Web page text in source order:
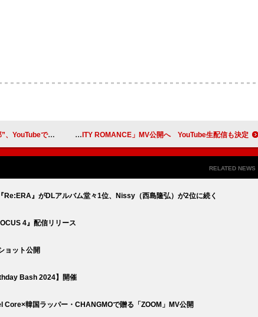
スマティックス」公開 GOOD BYE APRIL、メジャー1stALより「CITY ROMANCE」MV公開へ YouTube生配信も決定
RELATED NEWS
Re:ERA』がDLアルバム堂々1位、Nissy（西島隆弘）が2位に続く
4』配信リリース
ョット公開
Bash 2024】開催
Core×韓国ラッパー・CHANGMOで贈る「ZOOM」MV公開